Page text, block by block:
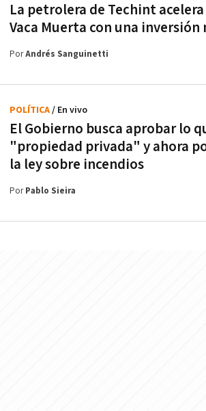
La petrolera de Techint
Vaca Muerta con una
PorAndrés Sanguinetti
El Gobierno busca aprobar lo
"propiedad privada" y ahora
la ley sobre incendios
POLÍTICA/ En vivo
PorPablo Sieira